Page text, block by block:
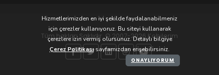
Tüm hakları Saklıdır. © 2007-2026 Kobilerim
Hizmetlerimizden en iyi şekilde faydalanabilmeniz
için çerezler kullanıyoruz. Bu siteyi kullanarak
çerezlere izin vermiş olursunuz. Detaylı bilgiye
Çerez Politikasısayfamızdan erişebilirsiniz.
ONAYLIYORUM